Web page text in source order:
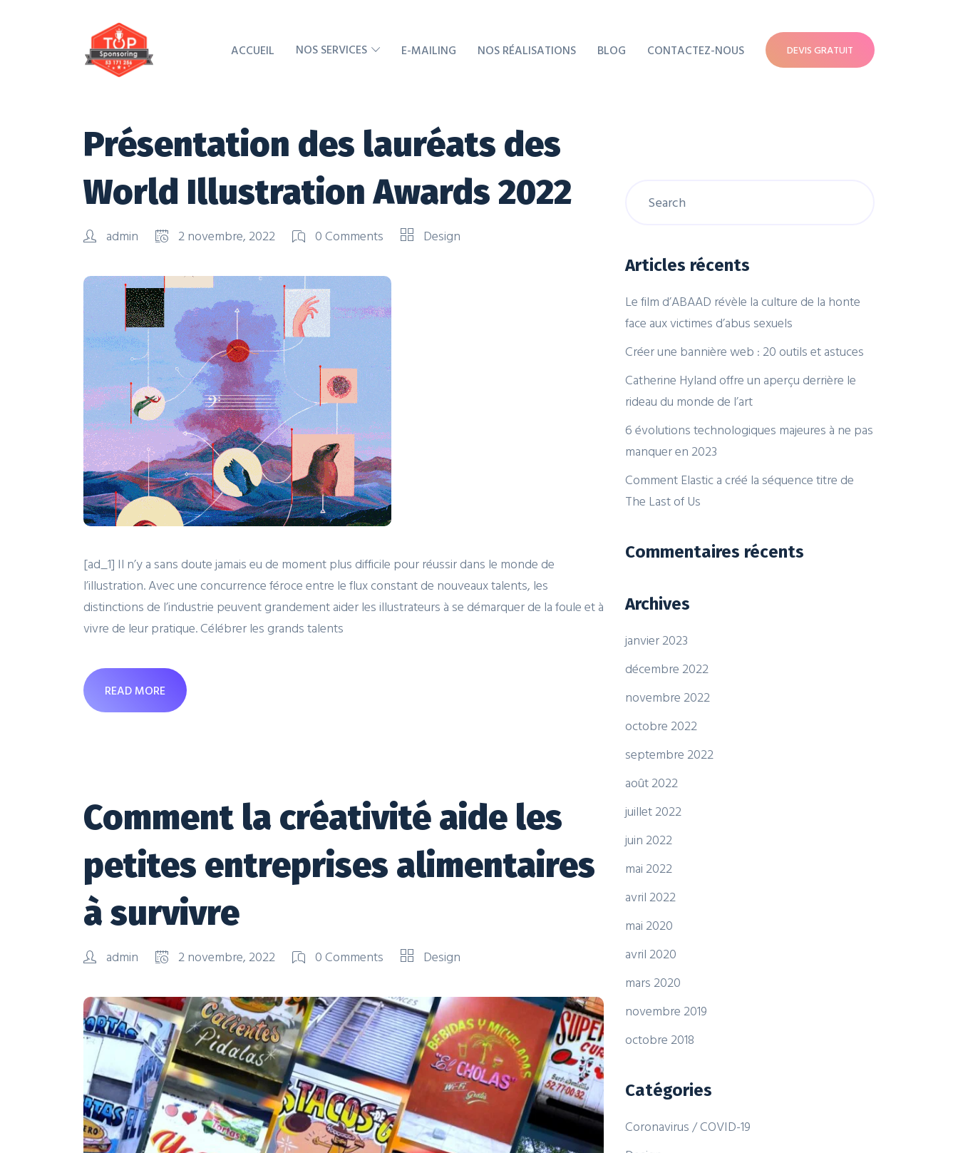
ACCUEIL NOS SERVICES E-MAILING NOS RÉALISATIONS BLOG CONTACTEZ-NOUS DEVIS GRATUIT
Présentation des lauréats des
World Illustration Awards 2022
admin 2 novembre, 2022 0 Comments Design
[ad_1] Il n’y a sans doute jamais eu de moment plus difficile pour réussir dans le monde de
l’illustration. Avec une concurrence féroce entre le flux constant de nouveaux talents, les
distinctions de l’industrie peuvent grandement aider les illustrateurs à se démarquer de la foule et à
vivre de leur pratique. Célébrer les grands talents
READ MORE
Comment la créativité aide les
petites entreprises alimentaires
à survivre
admin 2 novembre, 2022 0 Comments Design
Articles récents
Le film d’ABAAD révèle la culture de la honte
face aux victimes d’abus sexuels
Créer une bannière web : 20 outils et astuces
Catherine Hyland offre un aperçu derrière le
rideau du monde de l’art
6 évolutions technologiques majeures à ne pas
manquer en 2023
Comment Elastic a créé la séquence titre de
The Last of Us
Commentaires récents
Archives
janvier 2023
décembre 2022
novembre 2022
octobre 2022
septembre 2022
août 2022
juillet 2022
juin 2022
mai 2022
avril 2022
mai 2020
avril 2020
mars 2020
novembre 2019
octobre 2018
Catégories
Coronavirus / COVID-19